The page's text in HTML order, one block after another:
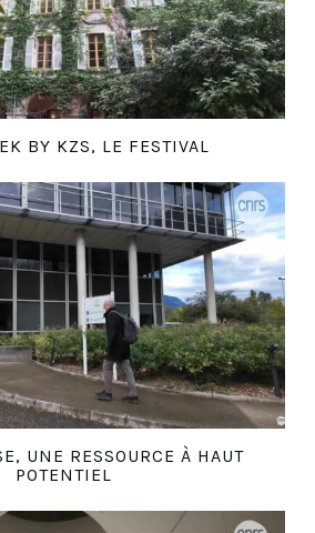
BY KZS, LE FESTIVAL
UNE RESSOURCE À HAUT
POTENTIEL